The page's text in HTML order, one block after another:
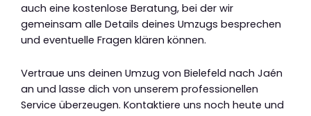
auch eine kostenlose Beratung, bei der wir
gemeinsam alle Details deines Umzugs besprechen
und eventuelle Fragen klären können.
Vertraue uns deinen Umzug von Bielefeld nach Jaén
an und lasse dich von unserem professionellen
Service überzeugen. Kontaktiere uns noch heute und